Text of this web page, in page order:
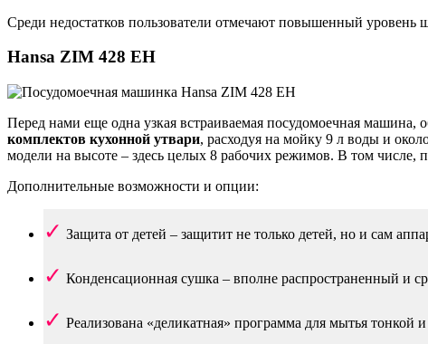
Среди недостатков пользователи отмечают повышенный
Hansa ZIM 428 EH
Перед нами еще одна узкая встраиваемая посудомоечная
комплектов кухонной утвари, расходуя на мойку 9 л воды и
модели на высоте – здесь целых 8 рабочих режимов. В том числе,
Дополнительные возможности и опции:
Защита от детей – защитит не только детей, но и сам
Конденсационная сушка – вполне распространенный и
Реализована «деликатная» программа для мытья тонкой